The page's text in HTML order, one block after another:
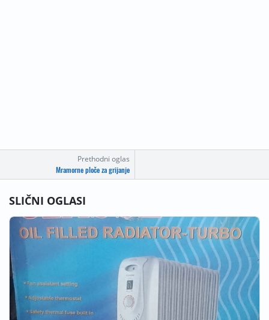
Prethodni oglas
Mramorne ploče za grijanje
SLIČNI OGLASI